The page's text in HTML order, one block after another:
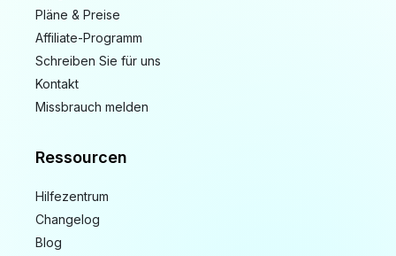
Pläne & Preise
Affiliate-Programm
Schreiben Sie für uns
Kontakt
Missbrauch melden
Ressourcen
Hilfezentrum
Changelog
Blog